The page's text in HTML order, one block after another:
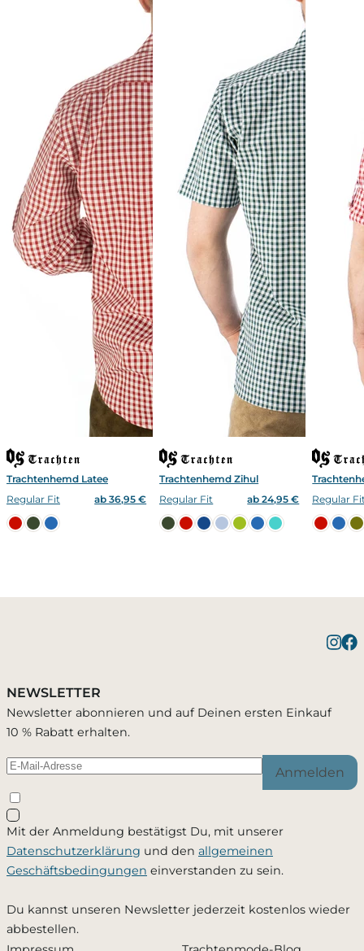
Trachtenhemd Latee
Regular Fit
ab 36,95 €
Trachtenhemd Zihul
Regular Fit
ab 24,95 €
Regular
Warenkorb ansehen
Du wirst per E-Mail benachrichtigt, sobald der
Artikel wieder verfügbar ist.
Ja, ich möchte - jederzeit widerruflich - per Mail
informiert werden, sobald dieses Produkt wieder
verfügbar ist. Meine Mailadresse wird ausschließlich
weitergegeben. DieDatenschutzerklärunghabe ich
zur Kenntnis genommen.
NEWSLETTER
Newsletter abonnieren und auf Deinen ersten Einkauf
10 % Rabatt erhalten.
Anmelden
Mit der Anmeldung bestätigst Du, mit unserer
Datenschutzerklärung und den allgemeinen
Geschäftsbedingungen einverstanden zu sein.
Du kannst unseren Newsletter jederzeit kostenlos wieder
abbestellen.